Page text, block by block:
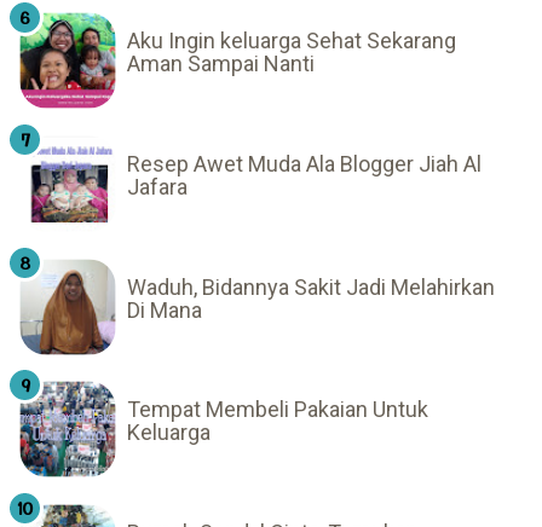
Aku Ingin keluarga Sehat Sekarang
Aman Sampai Nanti
Resep Awet Muda Ala Blogger Jiah Al
Jafara
Waduh, Bidannya Sakit Jadi Melahirkan
Di Mana
Tempat Membeli Pakaian Untuk
Keluarga